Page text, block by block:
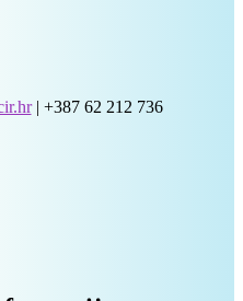
| +387 62 212 736